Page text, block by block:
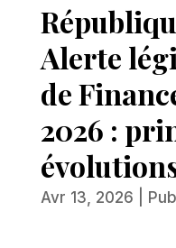
Alerte
de
2026 :
Avr 13, 2026